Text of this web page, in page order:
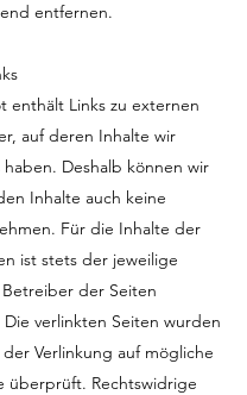
entfernen.
enthält Links zu externen
auf deren Inhalte wir
haben. Deshalb können wir
Inhalte auch keine
Für die Inhalte der
ist stets der jeweilige
der Seiten
verlinkten Seiten wurden
Verlinkung auf mögliche
überprüft. Rechtswidrige